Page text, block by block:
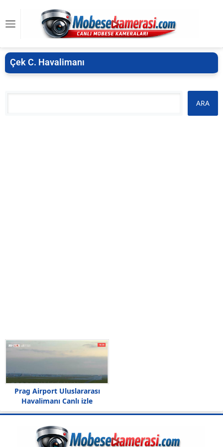
Çek C. Havalimanı
Prag Airport Uluslararası
Havalimanı Canlı izle